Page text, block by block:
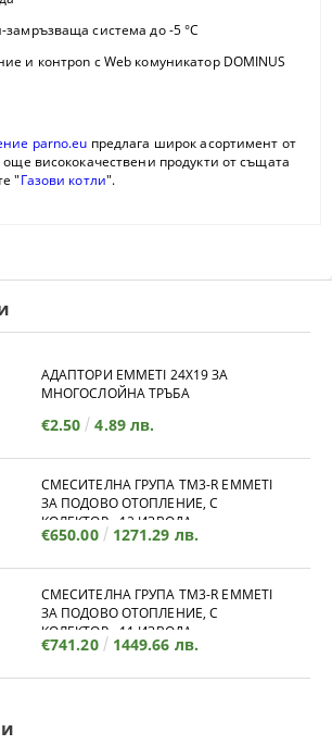
замръзваща система до -5 °С
и контроn c Web комуникатор DOMINUS
parno.eu предлага широк асортимент от
още висококачествени продукти от същата
"Газови котли".
АДАПТОРИ EMMETI 24X19 ЗА
МНОГОСЛОЙНА ТРЪБА
€2.50 4.89 лв.
СМЕСИТЕЛНА ГРУПА TM3-R EMMETI
ЗА ПОДОВО ОТОПЛЕНИЕ, С
КОЛЕКТОР - 12 ИЗВОДА
€650.00 1271.29 лв.
СМЕСИТЕЛНА ГРУПА TM3-R EMMETI
ЗА ПОДОВО ОТОПЛЕНИЕ, С
КОЛЕКТОР - 11 ИЗВОДА
€741.20 1449.66 лв.